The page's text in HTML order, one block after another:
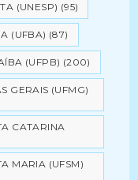
(UNESP) (95)
(UFBA) (87)
(UFPB) (200)
GERAIS (UFMG)
CATARINA
MARIA (UFSM)